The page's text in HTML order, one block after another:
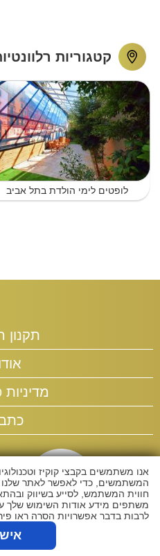
קטגוריות
לופטים לימי הולדת בתל אביב
אנו משתמשים בקבצי קוקיז
המשתמשים, כדי לאפשר לאתר
חווית המשתמש, לסייע בשיווק
משתפים מידע אודות השימוש שלך
לרבות בדבר אפשרויות הסרה ראו